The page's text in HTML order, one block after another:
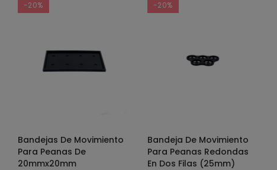
-20%
SELECCIONAR OPCIONES
Bandejas De Movimiento
Para Peanas De
20mmx20mm
-20%
AÑADIR AL CARRITO
Bandeja De Movimiento
Para Peanas Redondas
En Dos Filas (25mm)